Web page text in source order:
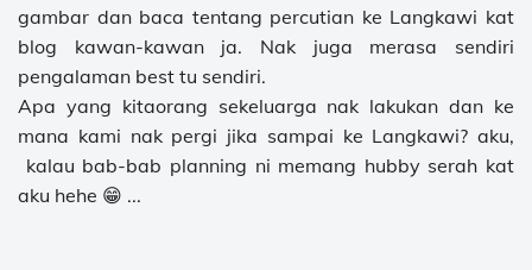
gambar dan baca tentang percutian ke Langkawi kat
blog kawan-kawan ja. Nak juga merasa sendiri
pengalaman best tu sendiri.
Apa yang kitaorang sekeluarga nak lakukan dan ke
mana kami nak pergi jika sampai ke Langkawi? aku,
kalau bab-bab planning ni memang hubby serah kat
aku hehe 😁 ...